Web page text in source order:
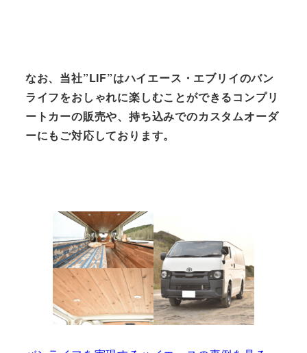
なお、当社”LIF”はハイエース・エブリイのバン
ライフをおしゃれに楽しむことができるコンプリ
ートカーの販売や、持ち込みでのカスタムオーダ
ーにもご対応しております。